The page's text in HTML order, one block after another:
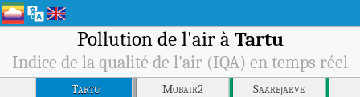
Pollution de l'air à Tartu
Indice de la qualité de l'air (IQA) en temps réel
Tartu Mobair2 Saarejarve